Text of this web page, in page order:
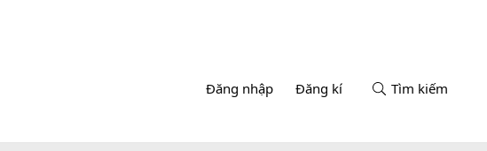
Đăng nhập Đăng kí Tìm kiếm